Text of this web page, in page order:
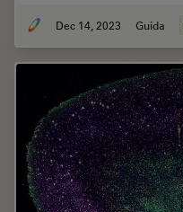
Dec 14, 2023 Guida